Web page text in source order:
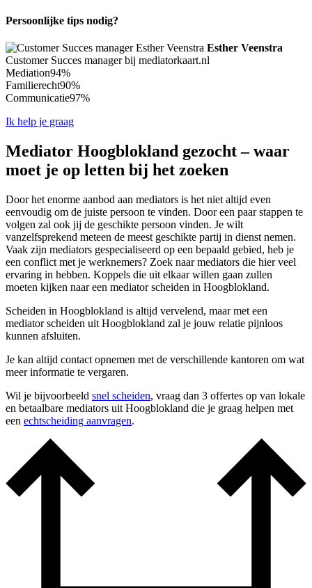
Persoonlijke tips nodig?
Esther Veenstra
Customer Succes manager bij mediatorkaart.nl
Mediation94%
Familierecht90%
Communicatie97%
Ik help je graag
Mediator Hoogblokland gezocht – waar
moet je op letten bij het zoeken
Door het enorme aanbod aan mediators is het niet altijd even
eenvoudig om de juiste persoon te vinden. Door een paar stappen te
volgen zal ook jij de geschikte persoon vinden. Je wilt
vanzelfsprekend meteen de meest geschikte partij in dienst nemen.
Vaak zijn mediators gespecialiseerd op een bepaald gebied, heb je
een conflict met je werknemers? Zoek naar mediators die hier veel
ervaring in hebben. Koppels die uit elkaar willen gaan zullen
moeten kijken naar een mediator scheiden in Hoogblokland.
Scheiden in Hoogblokland is altijd vervelend, maar met een
mediator scheiden uit Hoogblokland zal je jouw relatie pijnloos
kunnen afsluiten.
Je kan altijd contact opnemen met de verschillende kantoren om wat
meer informatie te vergaren.
Wil je bijvoorbeeld snel scheiden, vraag dan 3 offertes op van lokale
en betaalbare mediators uit Hoogblokland die je graag helpen met
een echtscheiding aanvragen.